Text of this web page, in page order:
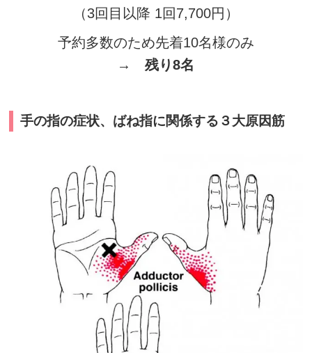
（3回目以降 1回7,700円）
予約多数のため先着10名様のみ
→残り8名
手の指の症状、ばね指に関係する３大原因筋